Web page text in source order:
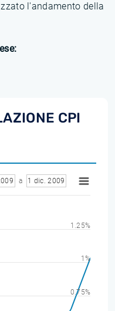
l'andamento della
CPI
a 1 dic. 2009
0.75%
1%
1.25%